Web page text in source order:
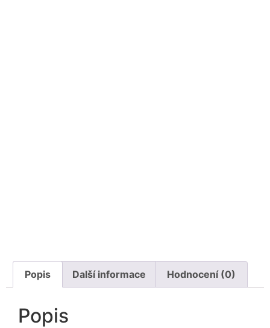
Popis Další informace Hodnocení (0)
Popis